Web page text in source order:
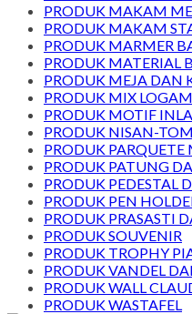
PRODUK MAKAM
PRODUK MAKAM
PRODUK MARMER
PRODUK MATERIAL
PRODUK MEJA DAN
PRODUK MIX LOGAM
PRODUK MOTIF
PRODUK NISAN-
PRODUK PARQUETE
PRODUK PATUNG
PRODUK PEDESTAL
PRODUK PEN
PRODUK PRASASTI
PRODUK SOUVENIR
PRODUK TROPHY
PRODUK VANDEL
PRODUK WALL
PRODUK WASTAFEL